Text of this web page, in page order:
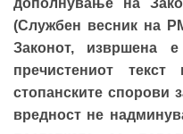
(Службен весник на
Законот, извршена
пречистениот
стопанските спорови
вредност не